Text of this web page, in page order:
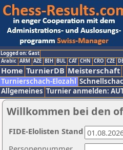
Logged on: Gast
Arabic ARM AZE BIH BUL CAT CHN CRO CZE
Home TurnierDB Meisterschaft
Turnierschach-Elozahl
Allgemeines Turnier anmelden:
Willkommen bei den
FIDE-Elolisten Stand